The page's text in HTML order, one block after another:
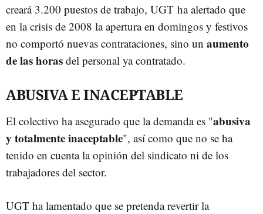
creará 3.200 puestos de trabajo, UGT ha alertado que
en la crisis de 2008 la apertura en domingos y festivos
no comportó nuevas contrataciones, sino un aumento
de las horas del personal ya contratado.
ABUSIVA E INACEPTABLE
El colectivo ha asegurado que la demanda es "abusiva
y totalmente inaceptable", así como que no se ha
tenido en cuenta la opinión del sindicato ni de los
trabajadores del sector.
UGT ha lamentado que se pretenda revertir la